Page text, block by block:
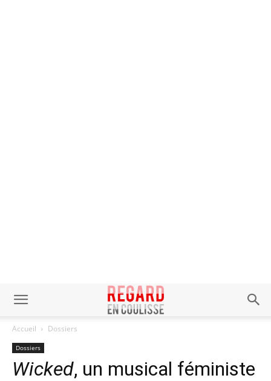
Accueil Dossiers
Dossiers
Wicked, un musical féministe